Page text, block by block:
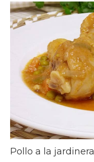
Pollo a la jardinera